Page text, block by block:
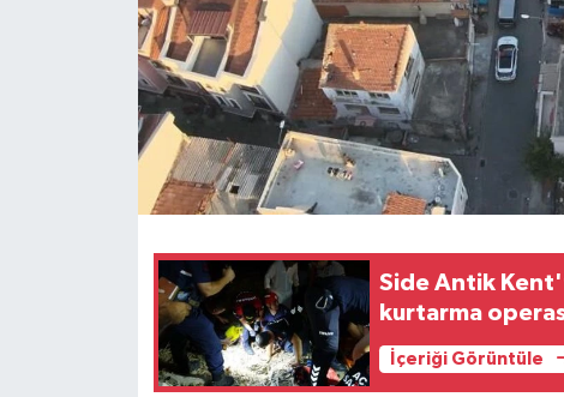
Side Antik
kurtarma
İçeriği Görüntüle